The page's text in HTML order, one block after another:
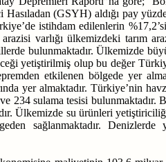
(GSYH) aldığı pay
istihdam edilenlerin
varlığı ülkemizdeki tarım
bulunmaktadır. Ülkemizde
yetiştirilmiş olup bu değer
etkilenen bölgede yer
yer almaktadır. Türkiye’nin
sulama tesisi bulunmaktadır.
Ülkemizde su ürünleri
sağlanmaktadır. Denizlerde